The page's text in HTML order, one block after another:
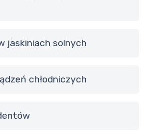
jaskiniach solnych
chłodniczych